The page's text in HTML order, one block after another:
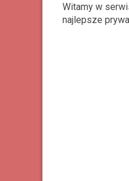
Witamy w
najlepsze